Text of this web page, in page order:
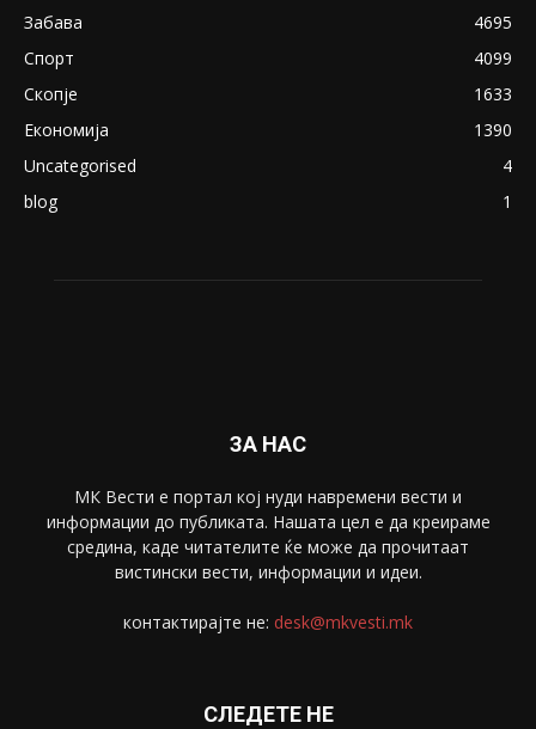
Забава
4695
Спорт
4099
Скопје
1633
Економија
1390
Uncategorised
4
blog
1
ЗА НАС
МК Вести е портал коj нуди навремени вести и
информации до публиката. Нашата цел е да креираме
средина, каде читателите ќе може да прочитаат
вистински вести, информации и идеи.
контактирајте не: desk@mkvesti.mk
СЛЕДЕТЕ НЕ